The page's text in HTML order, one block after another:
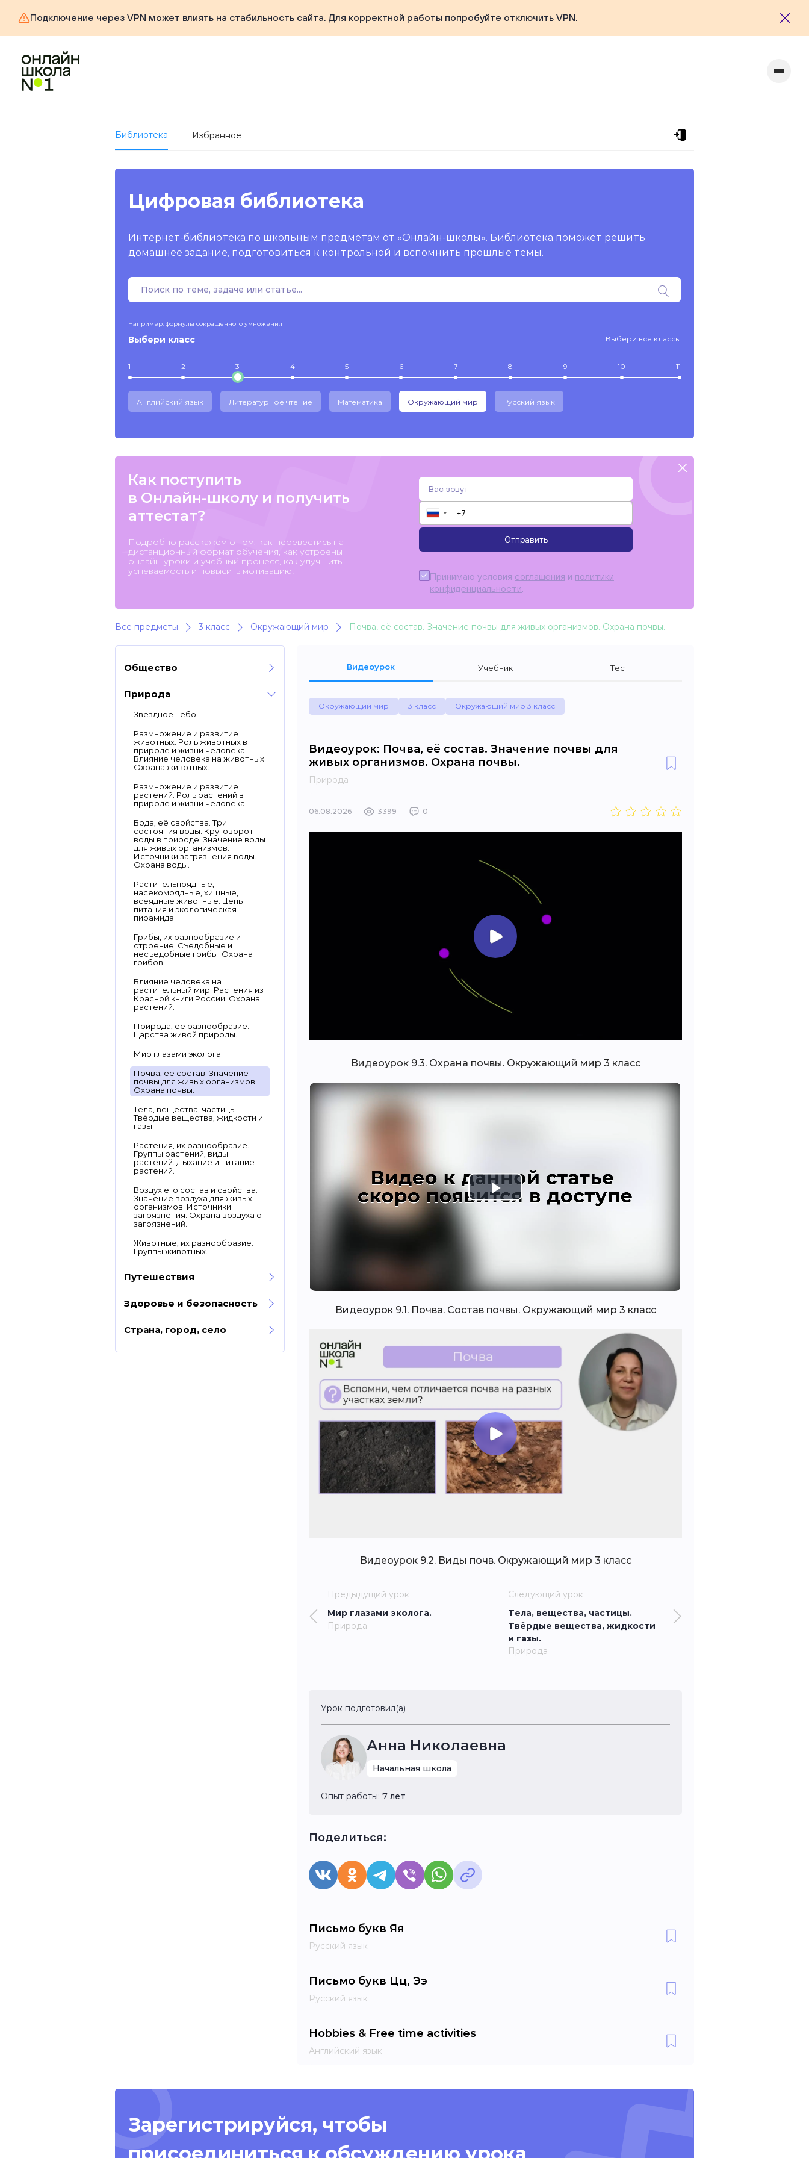
Подключение через VPN может влиять на стабильность сайта. Для корректной работы попробуйте отключить VPN.
Библиотека Избранное
Цифровая библиотека
Интернет-библиотека по школьным предметам от «Онлайн-школы». Библиотека поможет решить
домашнее задание, подготовиться к контрольной и вспомнить прошлые темы.
Например: формулы сокращенного умножения
Выбери класс Выбери все классы
1 2 3 4 5 6 7 8 9 10 11
Английский язык Литературное чтение Математика Окружающий мир Русский язык
Как поступить
в Онлайн-школу и получить
аттестат?
Подробно расскажем о том, как перевестись на
дистанционный формат обучения, как устроены
онлайн-уроки и учебный процесс, как улучшить
успеваемость и повысить мотивацию!
▼
Отправить
Принимаю условия соглашения и политики
конфиденциальности
Все предметы 3 класс Окружающий мир Почва, её состав. Значение почвы для живых организмов. Охрана почвы.
Общество
Природа
Звездное небо.
Размножение и развитие
животных. Роль животных в
природе и жизни человека.
Влияние человека на животных.
Охрана животных.
Размножение и развитие
растений. Роль растений в
природе и жизни человека.
Вода, её свойства. Три
состояния воды. Круговорот
воды в природе. Значение воды
для живых организмов.
Источники загрязнения воды.
Охрана воды.
Растительноядные,
насекомоядные, хищные,
всеядные животные. Цепь
питания и экологическая
пирамида.
Грибы, их разнообразие и
строение. Съедобные и
несъедобные грибы. Охрана
грибов.
Влияние человека на
растительный мир. Растения из
Красной книги России. Охрана
растений.
Природа, её разнообразие.
Царства живой природы.
Мир глазами эколога.
Почва, её состав. Значение
почвы для живых организмов.
Охрана почвы.
Тела, вещества, частицы.
Твёрдые вещества, жидкости и
газы.
Растения, их разнообразие.
Группы растений, виды
растений. Дыхание и питание
растений.
Воздух его состав и свойства.
Значение воздуха для живых
организмов. Источники
загрязнения. Охрана воздуха от
загрязнений.
Животные, их разнообразие.
Группы животных.
Путешествия
Здоровье и безопасность
Страна, город, село
Видеоурок Учебник Тест
Окружающий мир 3 класс Окружающий мир 3 класс
Видеоурок: Почва, её состав. Значение почвы для
живых организмов. Охрана почвы.
Природа
06.08.2026 3399 0
Видеоурок 9.3. Охрана почвы. Окружающий мир 3 класс
Play
Видеоурок 9.1. Почва. Состав почвы. Окружающий мир 3 класс
Видеоурок 9.2. Виды почв. Окружающий мир 3 класс
Предыдущий урок
Мир глазами эколога.
Природа
Следующий урок
Тела, вещества, частицы.
Твёрдые вещества, жидкости
и газы.
Природа
Урок подготовил(а)
Анна Николаевна
Начальная школа
Опыт работы: 7 лет
Поделиться:
Письмо букв Яя
Русский язык
Письмо букв Цц, Ээ
Русский язык
Hobbies & Free time activities
Английский язык
Зарегистрируйся, чтобы